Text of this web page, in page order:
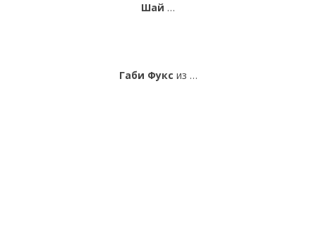
Шай …
Габи Фукс из …